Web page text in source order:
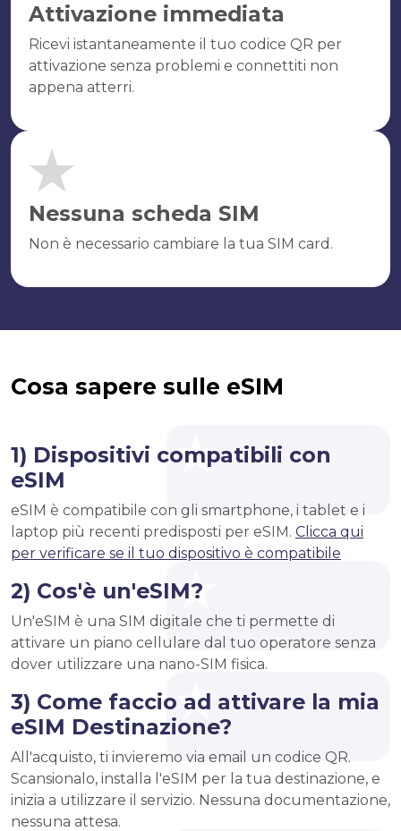
Attivazione immediata
Ricevi istantaneamente il tuo codice QR per
attivazione senza problemi e connettiti non
appena atterri.
Nessuna scheda SIM
Non è necessario cambiare la tua SIM card.
Cosa sapere sulle eSIM
1) Dispositivi compatibili con
eSIM
eSIM è compatibile con gli smartphone, i tablet e i
laptop più recenti predisposti per eSIM. Clicca qui
per verificare se il tuo dispositivo è compatibile
2) Cos'è un'eSIM?
Un'eSIM è una SIM digitale che ti permette di
attivare un piano cellulare dal tuo operatore senza
dover utilizzare una nano-SIM fisica.
3) Come faccio ad attivare la mia
eSIM Destinazione?
All'acquisto, ti invieremo via email un codice QR.
Scansionalo, installa l'eSIM per la tua destinazione, e
inizia a utilizzare il servizio. Nessuna documentazione,
nessuna attesa.